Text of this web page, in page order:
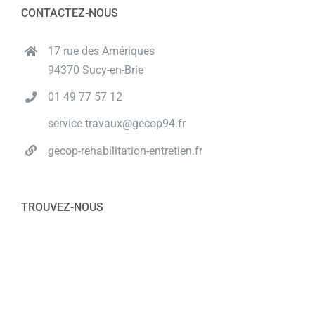
CONTACTEZ-NOUS
17 rue des Amériques
94370 Sucy-en-Brie
01 49 77 57 12
service.travaux@gecop94.fr
gecop-rehabilitation-entretien.fr
TROUVEZ-NOUS